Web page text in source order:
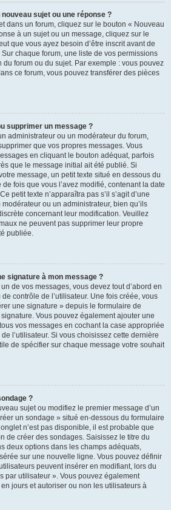
sujet ou une réponse ?
dans un forum, cliquez sur le bouton « Nouveau
à un sujet ou un message, cliquez sur le
que vous ayez besoin d’être inscrit avant de
chaque forum, une liste de vos permissions
du forum ou du sujet. Par exemple : vous pouvez
ce forum, vous pouvez transférer des pièces
supprimer un message ?
administrateur ou un modérateur du forum,
que vos propres messages. Vous
en cliquant le bouton adéquat, parfois
que le message initial ait été publié. Si
message, un petit texte situé en dessous du
fois que vous l’avez modifié, contenant la date
petit texte n’apparaîtra pas s’il s’agit d’une
ou un administrateur, bien qu’ils
concernant leur modification. Veuillez
ne peuvent pas supprimer leur propre
publiée.
signature à mon message ?
de vos messages, vous devez tout d’abord en
contrôle de l’utilisateur. Une fois créée, vous
une signature » depuis le formulaire de
Vous pouvez également ajouter une
vos messages en cochant la case appropriée
l’utilisateur. Si vous choisissez cette dernière
de spécifier sur chaque message votre souhait
?
sujet ou modifiez le premier message d’un
un sondage » situé en-dessous du formulaire
n’est pas disponible, il est probable que
de créer des sondages. Saisissez le titre du
deux options dans les champs adéquats,
sur une nouvelle ligne. Vous pouvez définir
peuvent insérer en modifiant, lors du
par utilisateur ». Vous pouvez également
jours et autoriser ou non les utilisateurs à